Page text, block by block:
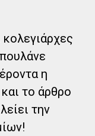
κολεγιάρχες
η
το άρθρο
την